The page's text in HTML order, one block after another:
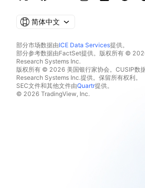
简体中文
部分市场数据由ICE Data Services提供。
部分参考数据由FactSet提供。版权所有 ©
Research Systems Inc.
版权所有 © 2026 美国银行家协会。CUSIP数
Research Systems Inc.提供。保留所有权利。
SEC文件和其他文件由Quartr提供。
© 2026 TradingView, Inc.